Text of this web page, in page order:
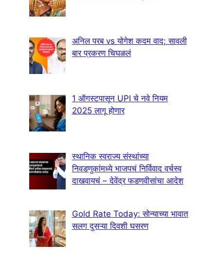
अनिल परब vs योगेश कदम वाद; सावली
बार प्रकरण चिघळलं
1 ऑगस्टपासून UPI चे नवे नियम
2025 लागू होणार
स्थानिक स्वराज्य संस्थांच्या
निवडणुकांमध्ये भाजपचं निर्विवाद वर्चस्व
दाखवायचं – देवेंद्र फडणवीसांचा आदेश
Gold Rate Today: सोन्याच्या भावात
सलग दुसऱ्या दिवशी घसरण